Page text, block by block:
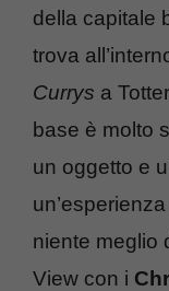
della capitale
trova
Currys a
base è molto
un oggetto e
niente meglio
View con i